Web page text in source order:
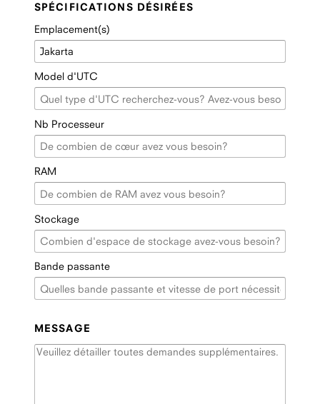
SPÉCIFICATIONS DÉSIRÉES
Emplacement(s)
Model d'UTC
Nb Processeur
RAM
Stockage
Bande passante
MESSAGE